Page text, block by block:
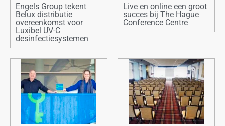
Engels Group tekent
Belux distributie
overeenkomst voor
Luxibel UV-C
desinfectiesystemen
Live en online een groot
succes bij The Hague
Conference Centre